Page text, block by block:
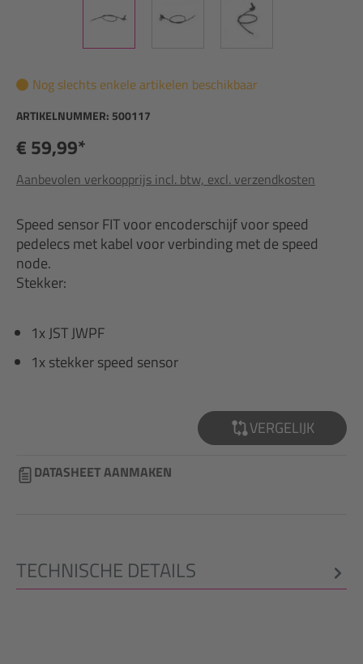
Nog slechts enkele artikelen beschikbaar
ARTIKELNUMMER: 500117
€ 59,99*
Aanbevolen verkoopprijs incl. btw, excl. verzendkosten
Speed sensor FIT voor encoderschijf voor speed
pedelecs met kabel voor verbinding met de speed
node.
Stekker:
1x JST JWPF
1x stekker speed sensor
VERGELIJK
DATASHEET AANMAKEN
TECHNISCHE DETAILS